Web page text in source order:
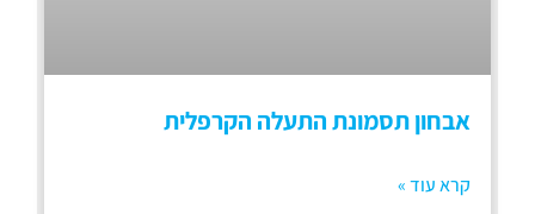
אבחון תסמונת התעלה הקרפלית
קרא עוד »